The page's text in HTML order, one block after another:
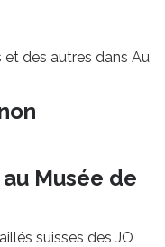
et des autres dans Au
Musée de
suisses des JO